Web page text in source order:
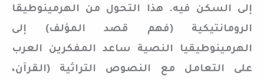
إلى السكن فيه. هذا التحول من الهرمينوطيقا
الرومانتيكية (فهم قصد المؤلف) إلى
الهرمينوطيقيا النصية ساعد المفكرين العرب
على التعامل مع النصوص التراثية (القرآن،